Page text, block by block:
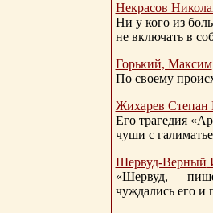
Некрасов
Ни у кого из
не включать в
Горький, Максим
По своему
Жихарев Степан
Его трагедия
чуши с
Шервуд-Верный
«Шервуд, —
чуждались его и